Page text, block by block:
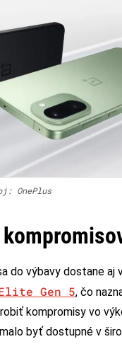
OnePlus
do výbavy dostane aj
Gen 5, čo
kompromisy vo
byť dostupné v